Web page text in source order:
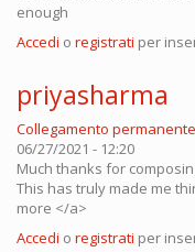
enough
Accedi o registrati per
priyasharma
Collegamento permanente
06/27/2021 - 12:20
Much thanks for
This has truly made me
more </a>
Accedi o registrati per